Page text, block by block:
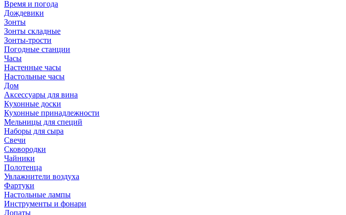
Время и погода
Дождевики
Зонты
Зонты складные
Зонты-трости
Погодные станции
Часы
Настенные часы
Настольные часы
Дом
Аксессуары для вина
Кухонные доски
Кухонные принадлежности
Мельницы для специй
Наборы для сыра
Свечи
Сковородки
Чайники
Полотенца
Увлажнители воздуха
Фартуки
Настольные лампы
Инструменты и фонари
Лопаты